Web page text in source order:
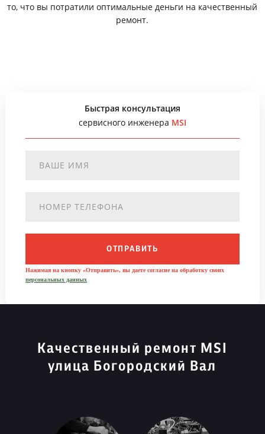
то, что вы потратили оптимальные деньги на качественный
ремонт.
Быстрая консультация
сервисного инженера MSI
ОТПРАВИТЬ
Нажимая на кнопку «Отправить», вы даете согласие на обработку своих
персональных данных
Качественный ремонт MSI
улица Богородский Вал